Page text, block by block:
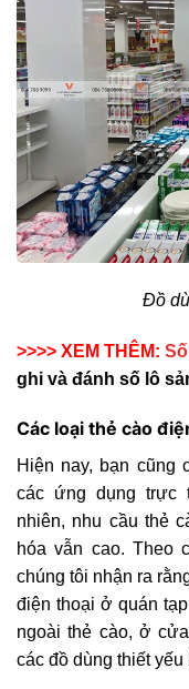
Đồ
>>>> XEM THÊM:
ghi và đánh số lô
Các loại thẻ cào
Hiện nay, bạn cũng
các ứng dụng trực
nhiên, nhu cầu thẻ
hóa vẫn cao. Theo
chúng tôi nhận ra
điện thoại ở quán
ngoài thẻ cào, ở
các đồ dùng thiết yếu